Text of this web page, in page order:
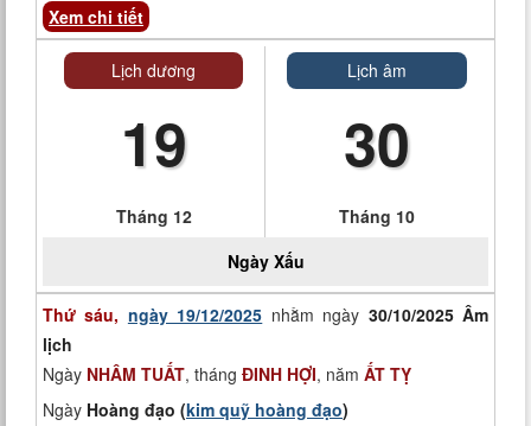
Xem chi tiết
Lịch dương
19
Tháng 12
Lịch âm
30
Tháng 10
Ngày Xấu
Thứ sáu, ngày 19/12/2025 nhằm ngày 30/10/2025 Âm
lịch
Ngày NHÂM TUẤT, tháng ĐINH HỢI, năm ẤT TỴ
Ngày Hoàng đạo (kim quỹ hoàng đạo)